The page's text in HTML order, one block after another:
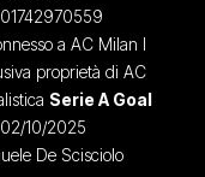
a AC Milan I
proprietà di AC
Serie A Goal
10/2025
De Scisciolo